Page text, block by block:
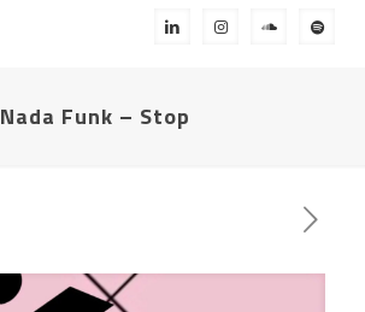
Nada Funk – Stop